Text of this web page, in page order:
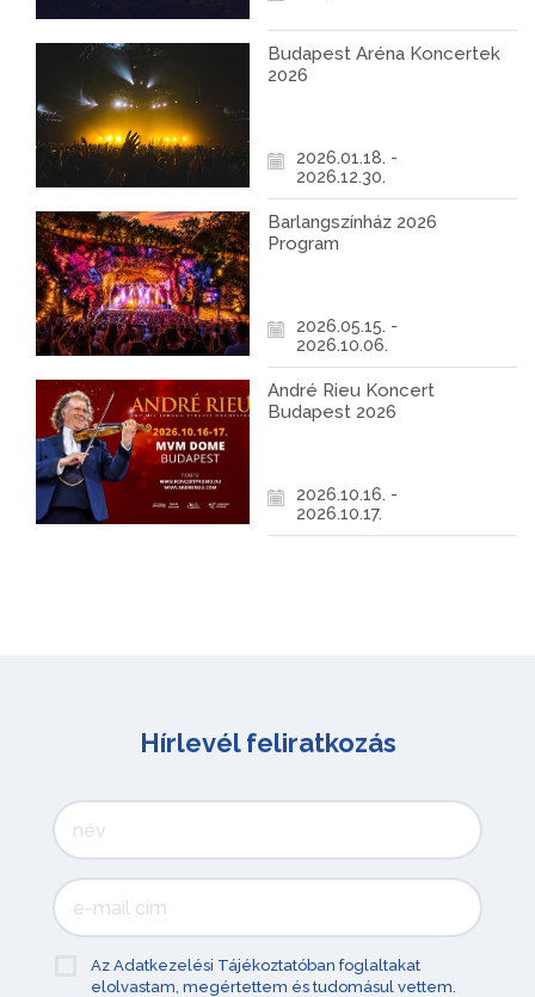
Budapest Aréna Koncertek
2026
2026.01.18. -
2026.12.30.
Barlangszínház 2026
Program
2026.05.15. -
2026.10.06.
André Rieu Koncert
Budapest 2026
2026.10.16. -
2026.10.17.
Hírlevél feliratkozás
Az Adatkezelési Tájékoztatóban foglaltakat
elolvastam, megértettem és tudomásul vettem.